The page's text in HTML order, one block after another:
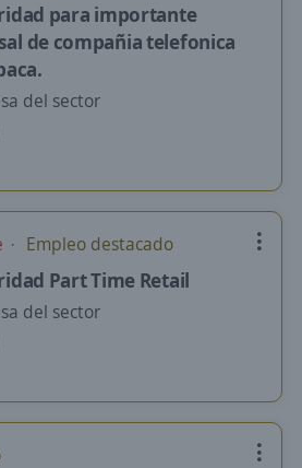
para importante
de compañia telefonica
del sector
Empleo destacado
Part Time Retail
del sector